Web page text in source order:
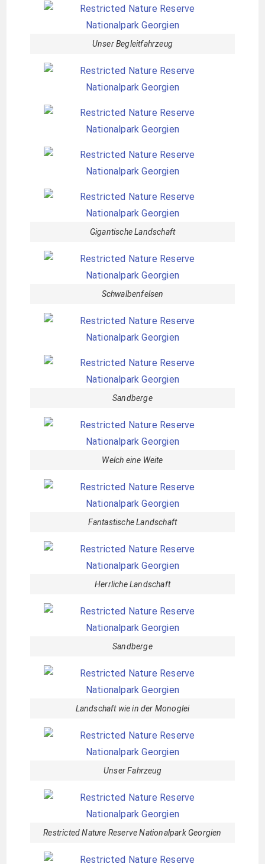
Unser Begleitfahrzeug
Gigantische Landschaft
Schwalbenfelsen
Sandberge
Welch eine Weite
Fantastische Landschaft
Herrliche Landschaft
Sandberge
Landschaft wie in der Monoglei
Unser Fahrzeug
Restricted Nature Reserve Nationalpark Georgien